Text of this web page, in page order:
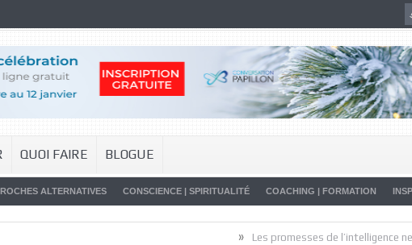
QUOI FAIRE BLOGUE
ALTERNATIVES CONSCIENCE | SPIRITUALITÉ COACHING | FORMATION
Les promesses de l’intelligence